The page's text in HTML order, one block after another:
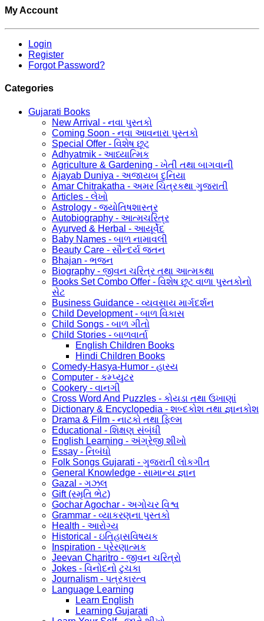
My Account
Login
Register
Forgot Password?
Categories
Gujarati Books
New Arrival - નવા પુસ્તકો
Coming Soon - નવા આવનારા પુસ્તકો
Special Offer - વિશેષ છૂટ
Adhyatmik - આધ્યાત્મિક
Agriculture & Gardening - ખેતી તથા બાગવાની
Ajayab Duniya - અજાયબ દુનિયા
Amar Chitrakatha - અમર ચિત્રકથા ગુજરાતી
Articles - લેખો
Astrology - જ્યોતિષશાસ્ત્ર
Autobiography - આત્મચરિત્ર
Ayurved & Herbal - આયૂર્વેદ
Baby Names - બાળ નામાવલી
Beauty Care - સૌન્દર્ય જતન
Bhajan - ભજન
Biography - જીવન ચરિત્ર તથા આત્મકથા
Books Set Combo Offer - વિશેષ છૂટ વાળા પુસ્તકોનો
સેટ
Business Guidance - વ્યવસાય માર્ગદર્શન
Child Development - બાળ વિકાસ
Child Songs - બાળ ગીતો
Child Stories - બાળવાર્તા
English Children Books
Hindi Children Books
Comedy-Hasya-Humor - હાસ્ય
Computer - કમ્પ્યુટર
Cookery - વાનગી
Cross Word And Puzzles - કોયડા તથા ઉખાણાં
Dictionary & Encyclopedia - શબ્દકોશ તથા જ્ઞાનકોશ
Drama & Film - નાટકો તથા ફિલ્મ
Educational - શિક્ષણ સંબંધી
English Learning - અંગ્રેજી શીખો
Essay - નિબંધો
Folk Songs Gujarati - ગુજરાતી લોકગીત
General Knowledge - સામાન્ય જ્ઞાન
Gazal - ગઝલ
Gift (સ્મૃતિ ભેટ)
Gochar Agochar - અગોચર વિશ્વ
Grammar - વ્યાકરણના પુસ્તકો
Health - આરોગ્ય
Historical - ઇતિહાસવિષયક
Inspiration - પ્રેરણાત્મક
Jeevan Charitro - જીવન ચરિત્રો
Jokes - વિનોદનો ટુચકા
Journalism - પત્રકારત્વ
Language Learning
Learn English
Learning Gujarati